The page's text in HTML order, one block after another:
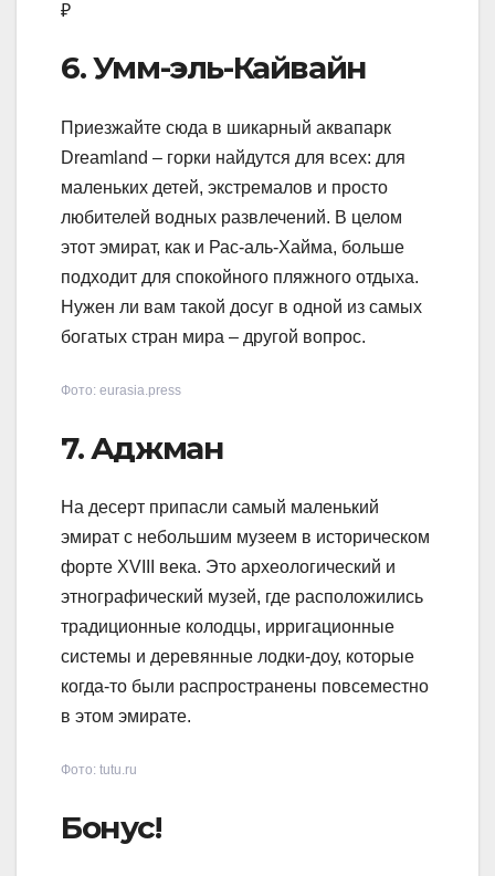
₽
6. Умм-эль-Кайвайн
Приезжайте сюда в шикарный аквапарк
Dreamland – горки найдутся для всех: для
маленьких детей, экстремалов и просто
любителей водных развлечений. В целом
этот эмират, как и Рас-аль-Хайма, больше
подходит для спокойного пляжного отдыха.
Нужен ли вам такой досуг в одной из самых
богатых стран мира – другой вопрос.
Фото: eurasia.press
7. Аджман
На десерт припасли самый маленький
эмират с небольшим музеем в историческом
форте XVIII века. Это археологический и
этнографический музей, где расположились
традиционные колодцы, ирригационные
системы и деревянные лодки-доу, которые
когда-то были распространены повсеместно
в этом эмирате.
Фото: tutu.ru
Бонус!